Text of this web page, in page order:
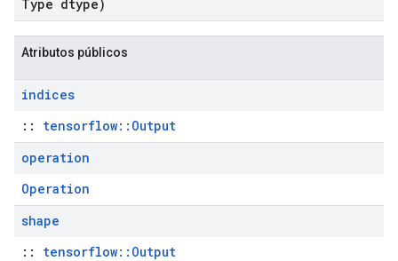
Type dtype)
Atributos públicos
indices
:: tensorflow::Output
operation
Operation
shape
:: tensorflow::Output